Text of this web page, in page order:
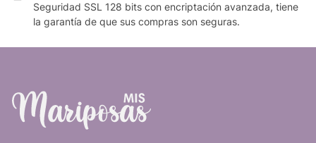
Seguridad SSL 128 bits con encriptación avanzada, tiene
la garantía de que sus compras son seguras.